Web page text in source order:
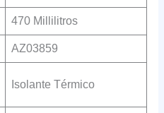
‎470 Millilitros
‎AZ03859
‎Isolante Térmico